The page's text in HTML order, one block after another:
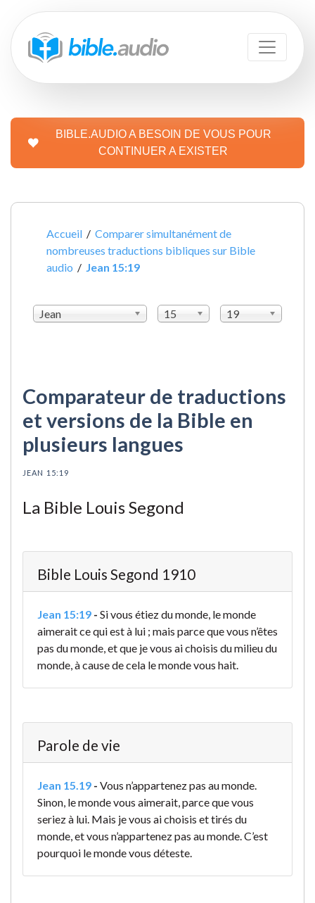
BIBLE.AUDIO A BESOIN DE VOUS POUR
CONTINUER A EXISTER
Accueil /Comparer simultanément de
nombreuses traductions bibliques sur Bible
audio / Jean 15:19
Jean 15 19
Comparateur de traductions
et versions de la Bible en
plusieurs langues
JEAN 15:19
La Bible Louis Segond
Bible Louis Segond 1910
Jean 15:19 - Si vous étiez du monde, le monde
aimerait ce qui est à lui ; mais parce que vous n’êtes
pas du monde, et que je vous ai choisis du milieu du
monde, à cause de cela le monde vous hait.
Parole de vie
Jean 15.19 - Vous n’appartenez pas au monde.
Sinon, le monde vous aimerait, parce que vous
seriez à lui. Mais je vous ai choisis et tirés du
monde, et vous n’appartenez pas au monde. C’est
pourquoi le monde vous déteste.